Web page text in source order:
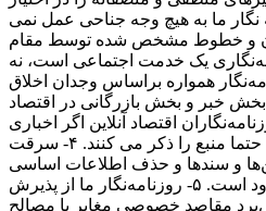
نگار ما به هیچ وجه جناحی عمل نمی
و خطوط مشخص شده توسط مقام
است. ۲- روزنامه‌نگاری یک خدمت اجتماعی است، نه
همواره براساس وجدان اخلاق
خبر و بخش بازرگانی در اقتصاد
کاملا مجزا هستند. ۳- روزنامه‌نگاران اقتصاد آنلاین اگر اخباری
را از منبعی دیگر منتشر کنند، حتما منبع را ذکر می کنند. ۴- سرقت
و سندها و حذف اطلاعات اساسی
رویدادها در اقتصاد آنلاین مطرود است. ۵- روزنامه‌نگار ما از پذیرش
مقاصد خصوصی مغایر با مصالح